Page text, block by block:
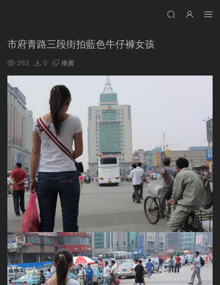
市府青路三段街拍藍色牛仔褲女孩
263 0 推廣